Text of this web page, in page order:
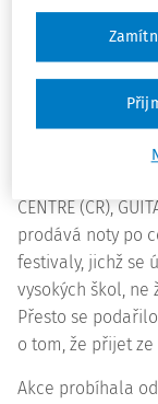
kytaristé nejen z
Francie,
konání soutěže
CENTRE (ČR),
prodává noty po
festivaly, jichž se
vysokých škol, ne
Přesto se
o tom, že přijet
Akce probíhala